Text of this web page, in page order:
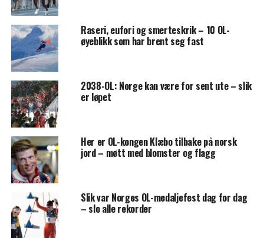
Raseri, eufori og smerteskrik – 10 OL-
øyeblikk som har brent seg fast
2038-OL: Norge kan være for sent ute – slik
er løpet
Her er OL-kongen Klæbo tilbake på norsk
jord – møtt med blomster og flagg
Slik var Norges OL-medaljefest dag for dag
– slo alle rekorder